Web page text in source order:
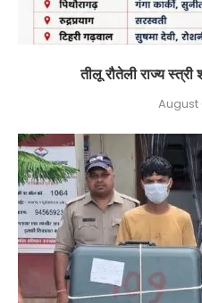
तीलू रौतेली राज्य
August